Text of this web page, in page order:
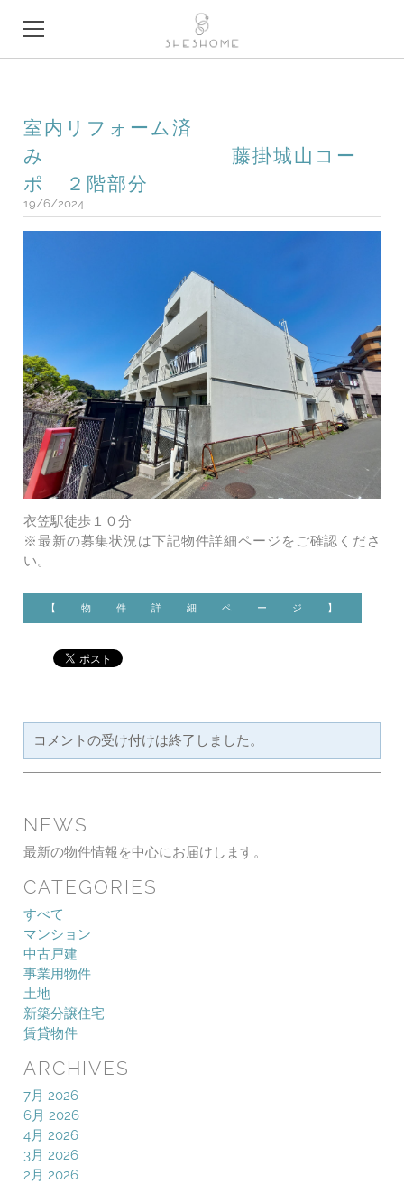
室内リフォーム済
み 藤掛城山コー
ポ ２階部分
19/6/2024
衣笠駅徒歩１０分
※最新の募集状況は下記物件詳細ページをご確認くださ
い。
【 物 件 詳 細 ペ ー ジ 】
コメントの受け付けは終了しました。
NEWS
最新の物件情報を中心にお届けします。
CATEGORIES
すべて
マンション
中古戸建
事業用物件
土地
新築分譲住宅
賃貸物件
ARCHIVES
7月 2026
6月 2026
4月 2026
3月 2026
2月 2026
SERVICES
CONCEPT
NEWS